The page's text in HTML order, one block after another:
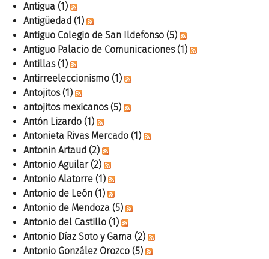
Antigua (1)
Antigüedad (1)
Antiguo Colegio de San Ildefonso (5)
Antiguo Palacio de Comunicaciones (1)
Antillas (1)
Antirreeleccionismo (1)
Antojitos (1)
antojitos mexicanos (5)
Antón Lizardo (1)
Antonieta Rivas Mercado (1)
Antonin Artaud (2)
Antonio Aguilar (2)
Antonio Alatorre (1)
Antonio de León (1)
Antonio de Mendoza (5)
Antonio del Castillo (1)
Antonio Díaz Soto y Gama (2)
Antonio González Orozco (5)